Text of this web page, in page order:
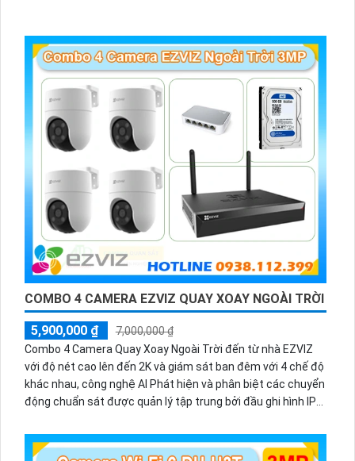
COMBO 4 CAMERA EZVIZ QUAY XOAY NGOÀI TRỜI
5,900,000 ₫
7,000,000 ₫
Combo 4 Camera Quay Xoay Ngoài Trời đến từ nhà EZVIZ
với độ nét cao lên đến 2K và giám sát ban đêm với 4 chế độ
khác nhau, công nghệ AI Phát hiện và phân biệt các chuyển
động chuẩn sát được quản lý tập trung bởi đầu ghi hình IP